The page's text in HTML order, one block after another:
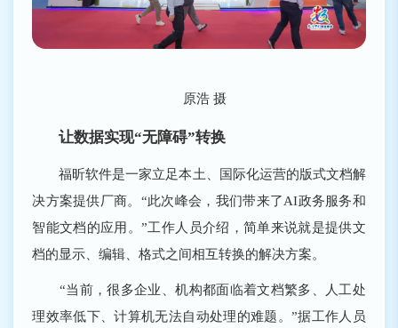
原浩 摄
让数据实现“无障碍”转换
福昕软件是一家立足本土、国际化运营的版式文档解
决方案提供厂商。“此次峰会，我们带来了AI政务服务和
智能文档的应用。”工作人员介绍，简单来说就是提供文
档的显示、编辑、格式之间相互转换的解决方案。
“当前，很多企业、机构都面临着文档繁多、人工处
理效率低下、计算机无法自动处理的难题。”据工作人员